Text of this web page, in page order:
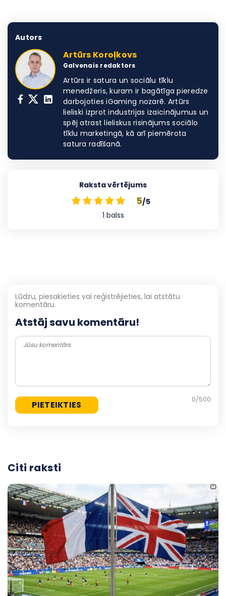
Autors
Artūrs Koroļkovs
Galvenais redaktors
Artūrs ir satura un sociālu tīklu
menedžeris, kuram ir bagātīga pieredze
darbojoties iGaming nozarē. Artūrs
lieliski izprot industrijas izaicinājumus un
spēj atrast lieliskus risinājums sociālo
tīklu marketingā, kā arī piemērota
satura radīšanā.
Raksta vērtējums
5/5
1 balss
Atstāj savu komentāru!
Lūdzu, piesakieties vai reģistrējieties, lai atstātu
komentāru.
0/500
Citi raksti